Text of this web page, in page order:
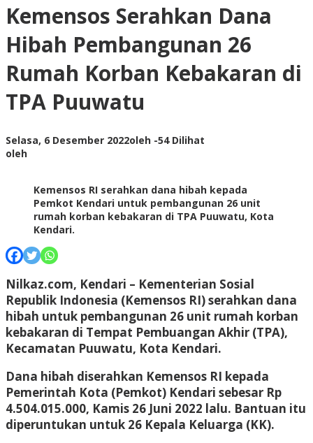
Kemensos Serahkan Dana
Hibah Pembangunan 26
Rumah Korban Kebakaran di
TPA Puuwatu
Selasa, 6 Desember 2022oleh -54 Dilihat
oleh
Kemensos RI serahkan dana hibah kepada
Pemkot Kendari untuk pembangunan 26 unit
rumah korban kebakaran di TPA Puuwatu, Kota
Kendari.
Nilkaz.com, Kendari – Kementerian Sosial
Republik Indonesia (Kemensos RI) serahkan dana
hibah untuk pembangunan 26 unit rumah korban
kebakaran di Tempat Pembuangan Akhir (TPA),
Kecamatan Puuwatu, Kota Kendari.
Dana hibah diserahkan Kemensos RI kepada
Pemerintah Kota (Pemkot) Kendari sebesar Rp
4.504.015.000, Kamis 26 Juni 2022 lalu. Bantuan itu
diperuntukan untuk 26 Kepala Keluarga (KK).